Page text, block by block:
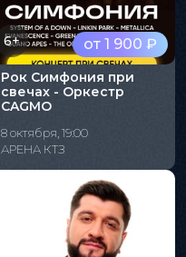
от 1 900 ₽
6+
Рок Симфония при
свечах - Оркестр
CAGMO
8 октября, 19:00
АРЕНА КТЗ